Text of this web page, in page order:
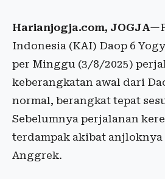
Harianjogja.com, JOGJA
Indonesia (KAI) Daop 6
per Minggu (3/8/2025)
keberangkatan awal dari
normal, berangkat tepat
Sebelumnya perjalanan
terdampak akibat anjloknya
Anggrek.